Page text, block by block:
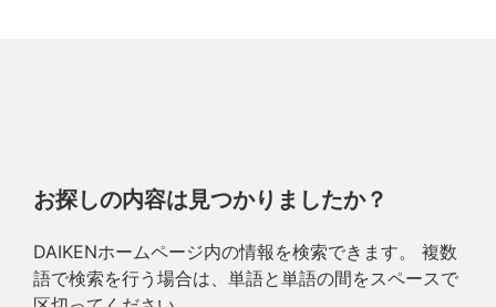
お探しの内容は見つかりましたか？
DAIKENホームページ内の情報を検索できます。 複数
語で検索を行う場合は、単語と単語の間をスペースで